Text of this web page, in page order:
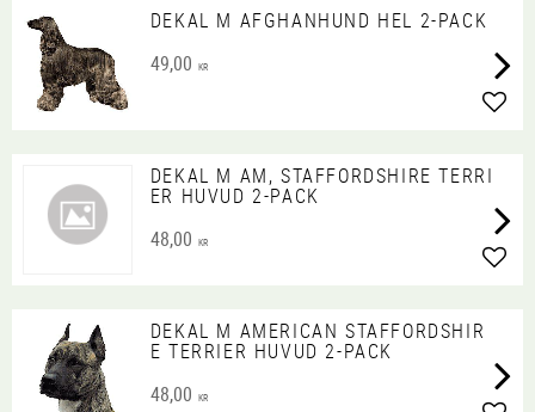
DEKAL M AFGHANHUND HEL 2-PACK
49,00 KR
DEKAL M AM, STAFFORDSHIRE TERRI
ER HUVUD 2-PACK
48,00 KR
DEKAL M AMERICAN STAFFORDSHIR
E TERRIER HUVUD 2-PACK
48,00 KR